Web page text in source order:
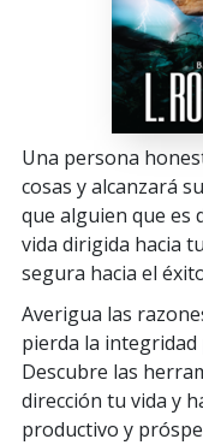
Una persona
cosas y alcanzará
que alguien que es
vida dirigida hacia
segura hacia el
Averigua las
pierda la integridad
Descubre las
dirección tu vida y
productivo y